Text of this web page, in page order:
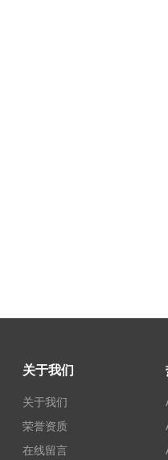
关于我们
关于我们
荣誉资质
在线留言